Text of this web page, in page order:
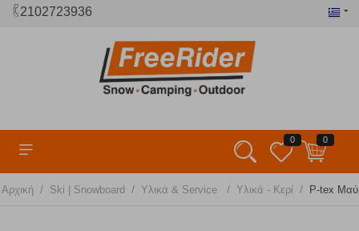
2102723936
0 0
Αρχική / Ski | Snowboard / Υλικά & Service / Υλικά - Κερί / P-tex